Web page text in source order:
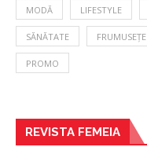
MODĂ LIFESTYLE
SĂNĂTATE FRUMUSEȚE
PROMO
REVISTA FEMEIA